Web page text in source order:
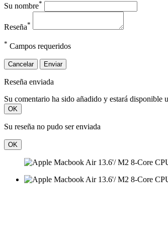
Su nombre*
Reseña*
* Campos requeridos
Cancelar Enviar
Reseña enviada
Su comentario ha sido añadido y estará disponible
OK
Su reseña no pudo ser enviada
OK